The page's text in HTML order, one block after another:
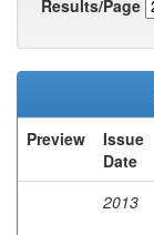
Results/Page
Preview
Issue
Date
2013